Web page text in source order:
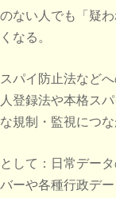
ない人でも「疑
なる。
パイ防止法など
登録法や本格ス
規制・監視につな
して：日常デー
ーや各種行政デ